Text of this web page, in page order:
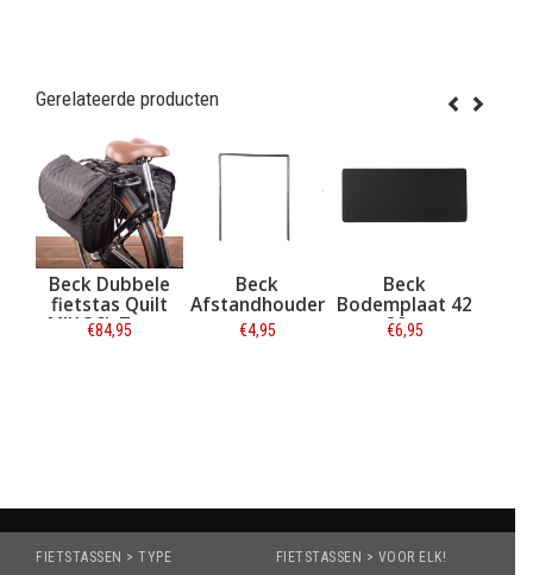
Gerelateerde producten
Beck Dubbele
fietstas Quilt
MIK 36L Zwart
€84,95
Beck
Afstandhouder
€4,95
Beck
Bodemplaat 42
x 20 cm
€6,95
FIETSTASSEN > TYPE FIETSTASSEN > VOOR ELK!